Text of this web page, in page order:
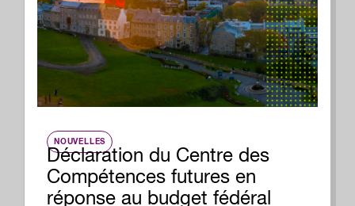
NOUVELLES
Déclaration du Centre des
Compétences futures en
réponse au budget fédéral